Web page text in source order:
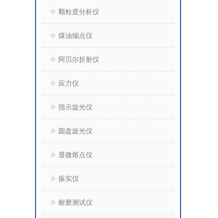
颗粒度分析仪
煤油烟点仪
阿贝尔折射仪
应力仪
指示旋光仪
圆盘旋光仪
显微熔点仪
振实仪
耐磨测试仪